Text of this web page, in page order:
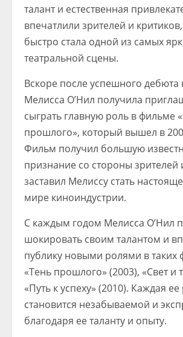
талант и естественная
впечатлили зрителей и
быстро стала одной из самых
театральной сцены.
Вскоре после успешного дебюта
Мелисса О’Нил получила
сыграть главную роль в фильме
прошлого», который вышел в
Фильм получил большую
признание со стороны зрителей
заставил Мелиссу стать
мире киноиндустрии.
С каждым годом Мелисса О’Нил
шокировать своим талантом и
публику новыми ролями в таких
«Тень прошлого» (2003), «Свет и
«Путь к успеху» (2010). Каждая
становится незабываемой и
благодаря ее таланту и опыту.